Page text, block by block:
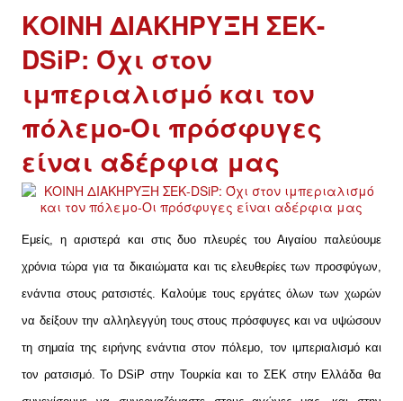
KΟΙΝΗ ΔΙΑΚΗΡΥΞΗ ΣΕΚ-
DSiP: Όχι στον
ιμπεριαλισμό και τον
πόλεμο-Οι πρόσφυγες
είναι αδέρφια μας
Εμείς, η αριστερά και στις δυο πλευρές του Αιγαίου παλεύουμε
χρόνια τώρα για τα δικαιώματα και τις ελευθερίες των προσφύγων,
ενάντια στους ρατσιστές. Καλούμε τους εργάτες όλων των χωρών
να δείξουν την αλληλεγγύη τους στους πρόσφυγες και να υψώσουν
τη σημαία της ειρήνης ενάντια στον πόλεμο, τον ιμπεριαλισμό και
τον ρατσισμό.Το DSiP στην Τουρκία και το ΣΕΚ στην Ελλάδα θα